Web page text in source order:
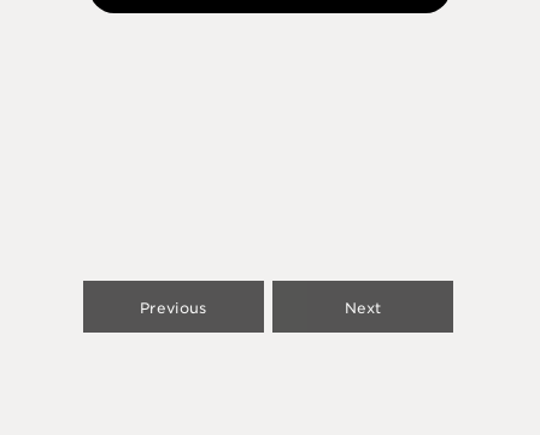
Previous Next